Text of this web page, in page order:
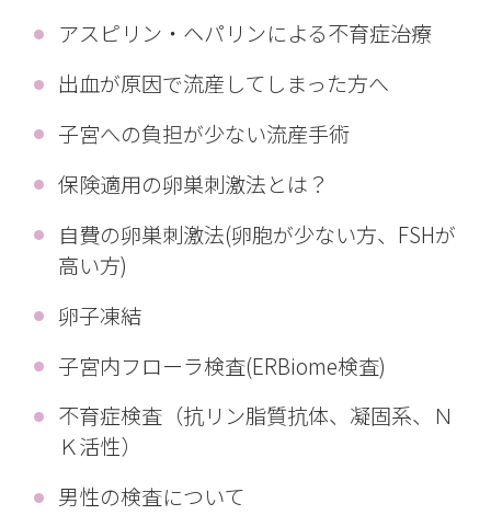
アスピリン・ヘパリンによる不育症治療
出血が原因で流産してしまった方へ
子宮への負担が少ない流産手術
保険適用の卵巣刺激法とは？
自費の卵巣刺激法(卵胞が少ない方、FSHが
高い方)
卵子凍結
子宮内フローラ検査(ERBiome検査)
不育症検査（抗リン脂質抗体、凝固系、Ｎ
Ｋ活性）
男性の検査について